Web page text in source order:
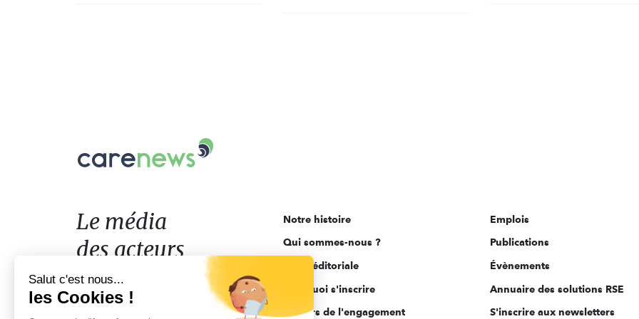
Le
acteurs
de
l'engagement
Le média
des acteurs
de l'engagement
Notre histoire
Qui sommes-nous ?
Ligne éditoriale
Pourquoi s'inscrire
Acteurs de l'engagement
Emplois
Publications
Évènements
Annuaire des solutions RSE
S'inscrire aux newsletters
Salut c'est nous...
les Cookies !